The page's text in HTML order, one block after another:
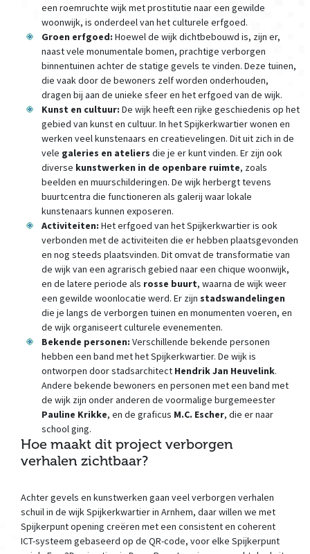
een roemruchte wijk met prostitutie naar een gewilde
woonwijk, is onderdeel van het culturele erfgoed.
Groen erfgoed: Hoewel de wijk dichtbebouwd is, zijn er,
naast vele monumentale bomen, prachtige verborgen
binnentuinen achter de statige gevels te vinden. Deze tuinen,
die vaak door de bewoners zelf worden onderhouden,
dragen bij aan de unieke sfeer en het erfgoed van de wijk.
Kunst en cultuur: De wijk heeft een rijke geschiedenis op het
gebied van kunst en cultuur. In het Spijkerkwartier wonen en
werken veel kunstenaars en creatievelingen. Dit uit zich in de
vele galeries en ateliers die je er kunt vinden. Er zijn ook
diverse kunstwerken in de openbare ruimte, zoals
beelden en muurschilderingen. De wijk herbergt tevens
buurtcentra die functioneren als galerij waar lokale
kunstenaars kunnen exposeren.
Activiteiten: Het erfgoed van het Spijkerkwartier is ook
verbonden met de activiteiten die er hebben plaatsgevonden
en nog steeds plaatsvinden. Dit omvat de transformatie van
de wijk van een agrarisch gebied naar een chique woonwijk,
en de latere periode als rosse buurt, waarna de wijk weer
een gewilde woonlocatie werd. Er zijn stadswandelingen
die je langs de verborgen tuinen en monumenten voeren, en
de wijk organiseert culturele evenementen.
Bekende personen: Verschillende bekende personen
hebben een band met het Spijkerkwartier. De wijk is
ontworpen door stadsarchitect Hendrik Jan Heuvelink.
Andere bekende bewoners en personen met een band met
de wijk zijn onder anderen de voormalige burgemeester
Pauline Krikke, en de graficus M.C. Escher, die er naar
school ging.
Hoe maakt dit project verborgen
verhalen zichtbaar?
Achter gevels en kunstwerken gaan veel verborgen verhalen
schuil in de wijk Spijkerkwartier in Arnhem, daar willen we met
Spijkerpunt opening creëren met een consistent en coherent
ICT-systeem gebaseerd op de QR-code, voor elke Spijkerpunt